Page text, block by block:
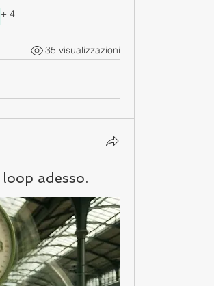
+ 4
35 visualizzazioni
adesso.